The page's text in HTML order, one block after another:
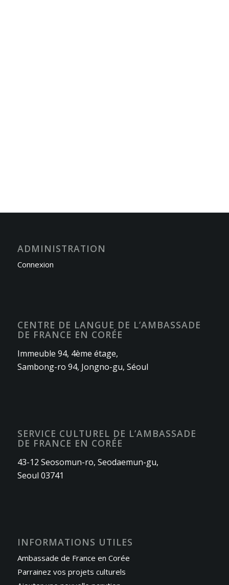
ADMINISTRATION
Connexion
CENTRE DE LANGUE DE L’AMBASSADE
DE FRANCE EN CORÉE
Immeuble 94, 4ème étage,
Sambong-ro 94, Jongno-gu, Séoul
SERVICE CULTUREL DE L’AMBASSADE
DE FRANCE EN CORÉE
43-12 Seosomun-ro, Seodaemun-gu,
Seoul 03741
INFORMATIONS UTILES
Ambassade de France en Corée
Parrainez vos projets culturels